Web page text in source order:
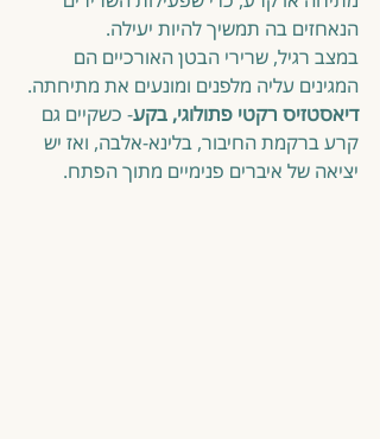
הנאחזים בה תמשיך להיות יעילה.
במצב רגיל, שרירי הבטן האורכיים הם
המגינים עליה מלפנים ומונעים את מתיחתה.
דיאסטזיס רקטי פתולוגי, בקע- כשקיים גם
קרע ברקמת החיבור, בלינא-אלבה, ואז יש
יציאה של איברים פנימיים מתוך הפתח.